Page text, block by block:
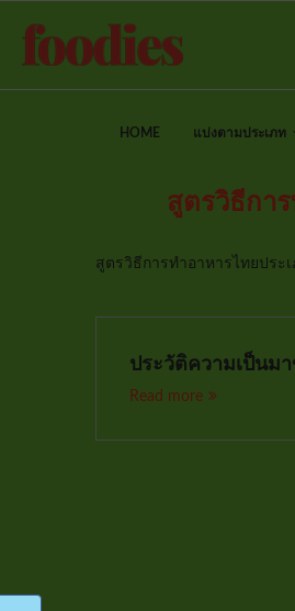
HOME แบ่งตามประเภท
สูตรวิธีกา
สูตรวิธีการทำอาหารไทยประ
ประวัติความเป็นม
Read more